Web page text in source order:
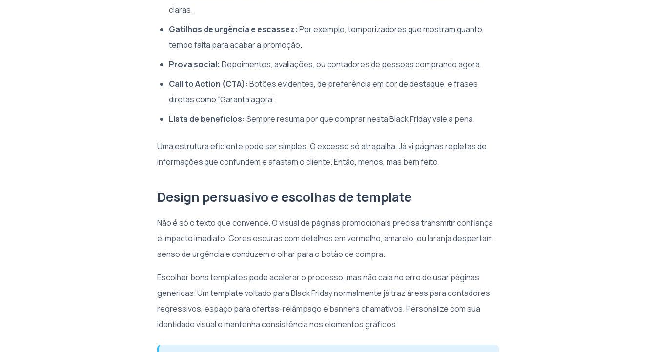
claras.
Gatilhos de urgência e escassez: Por exemplo, temporizadores que mostram quanto
tempo falta para acabar a promoção.
Prova social: Depoimentos, avaliações, ou contadores de pessoas comprando agora.
Call to Action (CTA): Botões evidentes, de preferência em cor de destaque, e frases
diretas como “Garanta agora”.
Lista de benefícios: Sempre resuma por que comprar nesta Black Friday vale a pena.
Uma estrutura eficiente pode ser simples. O excesso só atrapalha. Já vi páginas repletas de
informações que confundem e afastam o cliente. Então, menos, mas bem feito.
Design persuasivo e escolhas de template
Não é só o texto que convence. O visual de páginas promocionais precisa transmitir confiança
e impacto imediato. Cores escuras com detalhes em vermelho, amarelo, ou laranja despertam
senso de urgência e conduzem o olhar para o botão de compra.
Escolher bons templates pode acelerar o processo, mas não caia no erro de usar páginas
genéricas. Um template voltado para Black Friday normalmente já traz áreas para contadores
regressivos, espaço para ofertas-relâmpago e banners chamativos. Personalize com sua
identidade visual e mantenha consistência nos elementos gráficos.